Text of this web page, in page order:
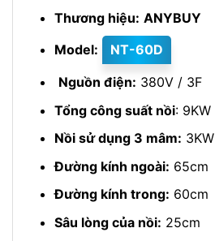
Thương hiệu: ANYBUY
Model:
NT-60D
Nguồn điện: 380V / 3F
Tổng công suất nồi: 9KW
Nồi sử dụng 3 mâm: 3KW
Đường kính ngoài: 65cm
Đường kính trong: 60cm
Sâu lòng của nồi: 25cm